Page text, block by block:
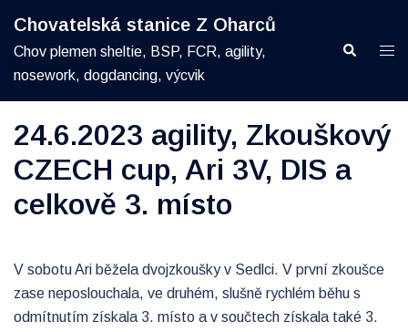
content
Chovatelská stanice Z Oharců
Chov plemen sheltie, BSP, FCR, agility,
nosework, dogdancing, výcvik
Search
24.6.2023 agility, Zkouškový
CZECH cup, Ari 3V, DIS a
celkově 3. místo
V sobotu Ari běžela dvojzkoušky v Sedlci. V první zkoušce
zase neposlouchala, ve druhém, slušně rychlém běhu s
odmítnutím získala 3. místo a v součtech získala také 3.